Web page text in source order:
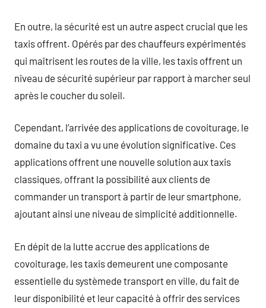
En outre, la sécurité est un autre aspect crucial que les
taxis offrent. Opérés par des chauffeurs expérimentés
qui maîtrisent les routes de la ville, les taxis offrent un
niveau de sécurité supérieur par rapport à marcher seul
après le coucher du soleil.
Cependant, l’arrivée des applications de covoiturage, le
domaine du taxi a vu une évolution significative. Ces
applications offrent une nouvelle solution aux taxis
classiques, offrant la possibilité aux clients de
commander un transport à partir de leur smartphone,
ajoutant ainsi une niveau de simplicité additionnelle.
En dépit de la lutte accrue des applications de
covoiturage, les taxis demeurent une composante
essentielle du systèmede transport en ville, du fait de
leur disponibilité et leur capacité à offrir des services